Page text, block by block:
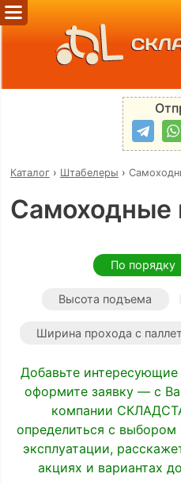
Каталог› Штабелеры ›
Самоходные
По порядку
Высота подъема
Ширина прохода с
Добавьте
оформите заявку — с
компании
определиться с
эксплуатации,
акциях и вариантах